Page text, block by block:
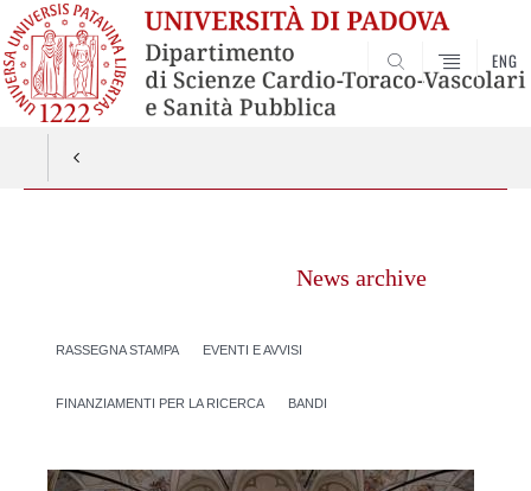
SEARCH
ENG
News archive
RASSEGNA STAMPA EVENTI E AVVISI
FINANZIAMENTI PER LA RICERCA BANDI